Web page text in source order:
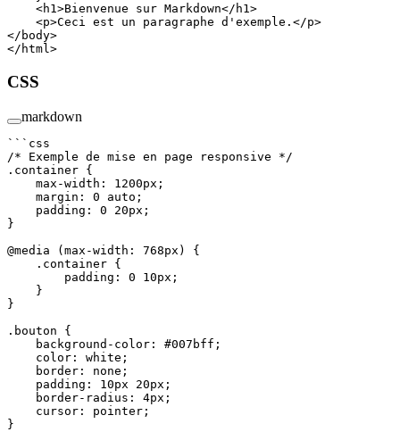
    <
h1>Bienvenue sur Markdown</ h1>
    <
p>Ceci est un paragraphe d'exemple.</p>
</ body>
</ html>
CSS
markdown
```css
/* Exemple de mise en page responsive */
.container {
    max-width
: 1200px ;
    margin
: 0 auto ;
    padding
: 0 20px ;
}
@media (max-width : 768px ) {
    .container
{
        padding
: 0 10px ;
    }
}
.bouton {
    background-color
: #007bff ;
    color
: white ;
    border
: none ;
    padding
: 10px 20px ;
    border-radius
: 4px ;
    cursor
: pointer ;
}